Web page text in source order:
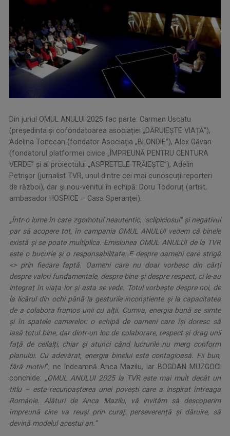
Din juriul OMUL ANULUI 2025 fac parte: Carmen Uscatu
(președinta și cofondatoarea asociației „DĂRUIEȘTE VIAȚĂ”),
Adelina Toncean (fondator Asociația „BLONDIE”), Alex Găvan
(fondatorul platformei civice „ÎMPREUNĂ PENTRU CENTURA
VERDE” și al proiectului „ASPRETELE TRĂIEȘTE”), Adelin
Petrișor (jurnalist TVR, unul dintre cei mai cunoscuți reporteri
de război), dar și nou-venitul în echipă: Doru Todoruț (artist,
ambasador HOSPICE – Casa Speranței).
„Într-o lume în care zgomotul neautentic, "sclipiciosul" și negativul
par să acopere tot, în campania OMUL ANULUI vedem că binele
există și se poate multiplica. Emisiunea OMUL ANULUI de la TVR
este o bucurie și o responsabilitate. E despre oameni care strigă
<> prin fiecare faptă. Oameni care nu doar vorbesc din cărți
despre valori fundamentale, despre bine și despre respect, ci le-au
integrat în viața lor și asta se vede. Totul vorbește despre noi, de
la licărul din ochi până la gesturile inconștiente și la capacitatea
de a colabora frumos unii cu alții. Cumva, energia bună se simte
și în spatele camerelor: o echipă de oameni care își doresc să
iasă totul bine, dar dintr-un loc de colaborare, respect și drag unii
față de ceilalți, chiar și atunci când lucrurile nu merg conform
planului. Cu adevărat, energia binelui este contagioasă. Fii bun,
fără motiv!”, ne îndeamnă Anca Mazilu, iar BOGDAN MUZGOCI
conchide: „OMUL ANULUI 2025 la TVR este mai mult decât un
titlu – este recunoașterea unei povești care a inspirat întreaga
Românie. Alături de Anca Mazilu, vă invităm să descoperim
împreună cine va reuși prin curaj, perseverență și dăruire, să
devină modelul acestui an.”